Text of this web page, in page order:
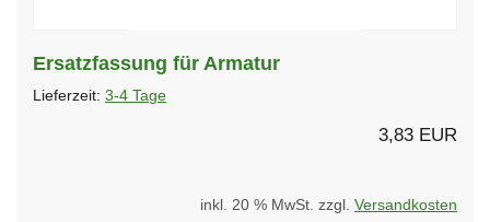
Ersatzfassung für Armatur
Lieferzeit: 3-4 Tage
3,83 EUR
inkl. 20 % MwSt. zzgl. Versandkosten